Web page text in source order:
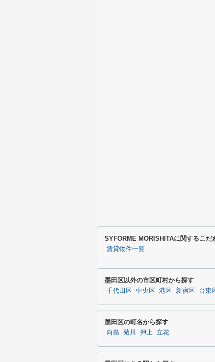
SYFORME MORISHITAに関するこだ
賃貸物件一覧
墨田区以外の市区町村から探す
千代田区 中央区 港区 新宿区 台東
墨田区の町名から探す
向島 菊川 押上 立花